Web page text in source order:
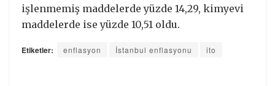
işlenmemiş maddelerde yüzde 14,29, kimyevi
maddelerde ise yüzde 10,51 oldu.
Etiketler: enflasyon İstanbul enflasyonu ito